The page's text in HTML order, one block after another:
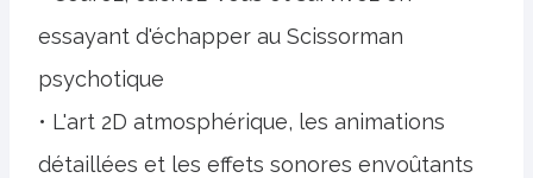
essayant d'échapper au Scissorman
psychotique
• L'art 2D atmosphérique, les animations
détaillées et les effets sonores envoûtants